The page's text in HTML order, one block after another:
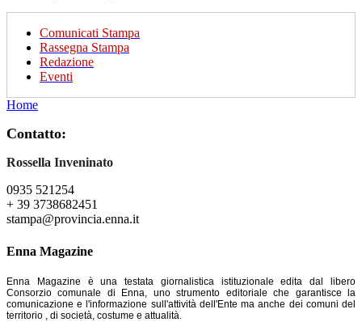
Comunicati Stampa
Rassegna Stampa
Redazione
Eventi
Home
Contatto:
Rossella Inveninato
0935 521254
+ 39 3738682451
stampa@provincia.enna.it
Enna Magazine
Enna Magazine è una testata giornalistica istituzionale edita dal libero
Consorzio comunale di Enna, uno strumento editoriale che garantisce la
comunicazione e l'informazione sull'attività dell'Ente ma anche dei comuni del
territorio , di società, costume e attualità.